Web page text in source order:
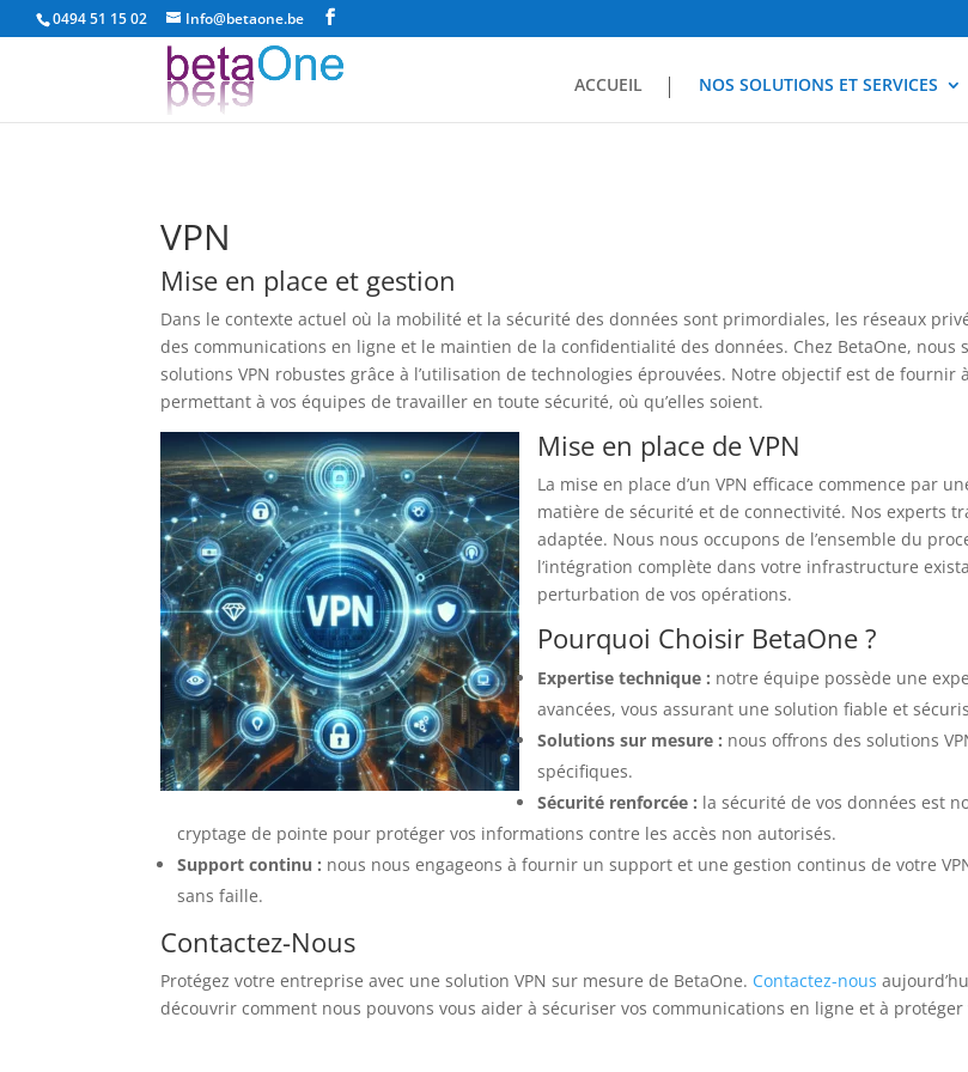
0494 51 15 02 Info@betaone.be
ACCUEIL NOS SOLUTIONS ET SERVICES
VPN
Mise en place et gestion
Dans le contexte actuel où la mobilité et la sécurité des données sont primordiales, les réseaux
des communications en ligne et le maintien de la confidentialité des données. Chez BetaOne, nous
solutions VPN robustes grâce à l’utilisation de technologies éprouvées. Notre objectif est de
permettant à vos équipes de travailler en toute sécurité, où qu’elles soient.
Mise en place de VPN
La mise en place d’un VPN efficace commence par
matière de sécurité et de connectivité. Nos experts
adaptée. Nous nous occupons de l’ensemble du
l’intégration complète dans votre infrastructure
perturbation de vos opérations.
Pourquoi Choisir BetaOne ?
Expertise technique : notre équipe possède une
avancées, vous assurant une solution fiable et
Solutions sur mesure : nous offrons des solutions
spécifiques.
Sécurité renforcée : la sécurité de vos données est
cryptage de pointe pour protéger vos informations contre les accès non autorisés.
Support continu : nous nous engageons à fournir un support et une gestion continus de votre
sans faille.
Contactez-Nous
Protégez votre entreprise avec une solution VPN sur mesure de BetaOne. Contactez-nous
découvrir comment nous pouvons vous aider à sécuriser vos communications en ligne et à protéger